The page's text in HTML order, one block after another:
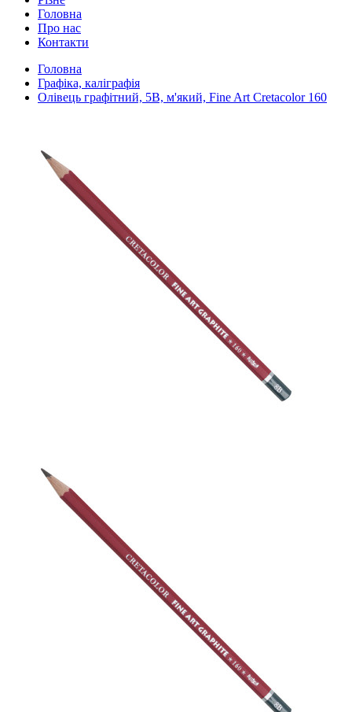
Головна
Про нас
Контакти
Головна
Графіка, каліграфія
Олівець графітний, 5B, м'який, Fine Art Cretacolor 160